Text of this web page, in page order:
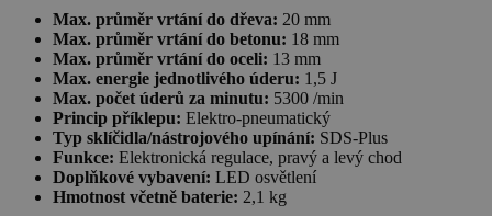
Max. průměr vrtání do dřeva: 20 mm
Max. průměr vrtání do betonu: 18 mm
Max. průměr vrtání do oceli: 13 mm
Max. energie jednotlivého úderu: 1,5 J
Max. počet úderů za minutu: 5300 /min
Princip příklepu: Elektro-pneumatický
Typ sklíčidla/nástrojového upínání: SDS-Plus
Funkce: Elektronická regulace, pravý a levý chod
Doplňkové vybavení: LED osvětlení
Hmotnost včetně baterie: 2,1 kg